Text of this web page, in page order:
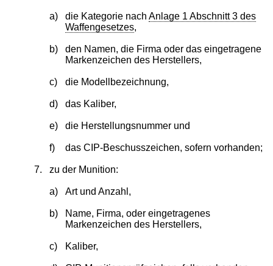
a) die Kategorie nach Anlage 1 Abschnitt 3 des
Waffengesetzes,
b)
den Namen, die Firma oder das eingetragene
Markenzeichen des Herstellers,
c) die Modellbezeichnung,
d) das Kaliber,
e) die Herstellungsnummer und
f) das CIP-Beschusszeichen, sofern vorhanden;
7. zu der Munition:
a) Art und Anzahl,
b)
Name, Firma, oder eingetragenes
Markenzeichen des Herstellers,
c) Kaliber,